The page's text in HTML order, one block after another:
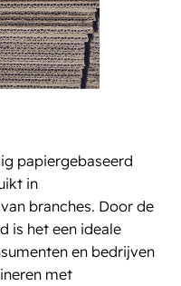
papiergebaseerd
in
branches. Door de
is het een ideale
en bedrijven
met